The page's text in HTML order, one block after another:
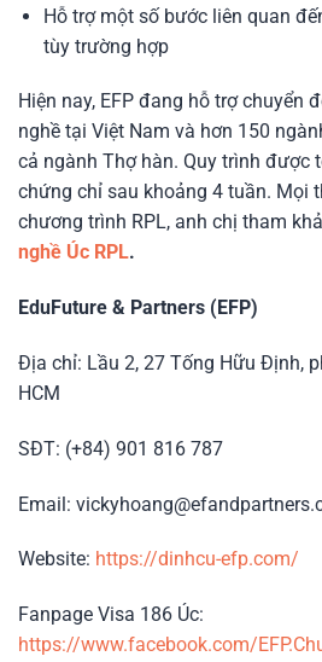
Hỗ trợ một số bước liên quan
tùy trường hợp
Hiện nay, EFP đang hỗ trợ chuyển
nghề tại Việt Nam và hơn 150
cả ngành Thợ hàn. Quy trình được
chứng chỉ sau khoảng 4 tuần. Mọi
chương trình RPL, anh chị tham
nghề Úc RPL.
EduFuture & Partners (EFP)
Địa chỉ: Lầu 2, 27 Tống Hữu Định,
HCM
SĐT: (+84) 901 816 787
Email:
Website: https://dinhcu-efp.com/
Fanpage Visa 186 Úc:
https://www.facebook.com/